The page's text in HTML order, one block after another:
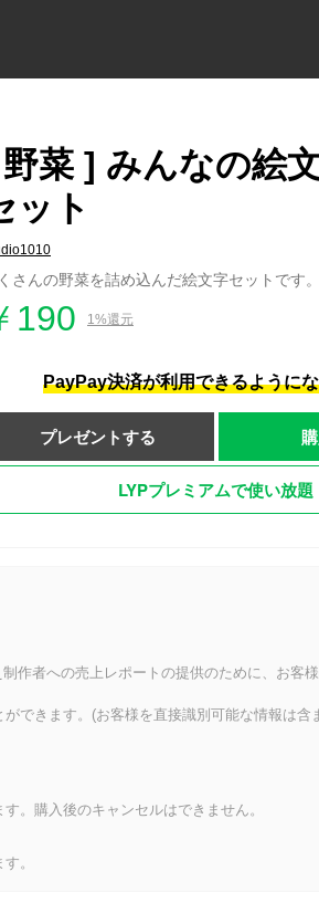
菜 ] みんなの絵
ット
さんの野菜を詰め込んだ絵文字セットです。
190 1%還元
PayPay決済が利用できるように
プレゼントする
LYPプレミアムで使い放題
作者への売上レポートの提供のために、お客
できます。(お客様を直接識別可能な情報は含
。購入後のキャンセルはできません。
。